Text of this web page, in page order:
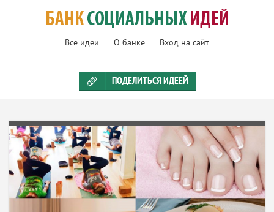
Все идеи О банке Вход на сайт
ПОДЕЛИТЬСЯ ИДЕЕЙ